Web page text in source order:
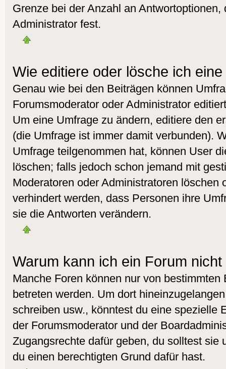
Grenze bei der Anzahl an Antwortoptionen,
Administrator fest.
Wie editiere oder lösche ich
Genau wie bei den Beiträgen können
Forumsmoderator oder Administrator
Um eine Umfrage zu ändern, editiere den
(die Umfrage ist immer damit verbunden).
Umfrage teilgenommen hat, können User
löschen; falls jedoch schon jemand mit
Moderatoren oder Administratoren löschen
verhindert werden, dass Personen ihre
sie die Antworten verändern.
Warum kann ich ein Forum
Manche Foren können nur von bestimmten
betreten werden. Um dort
schreiben usw., könntest du eine spezielle
der Forumsmoderator und der
Zugangsrechte dafür geben, du solltest sie
du einen berechtigten Grund dafür hast.